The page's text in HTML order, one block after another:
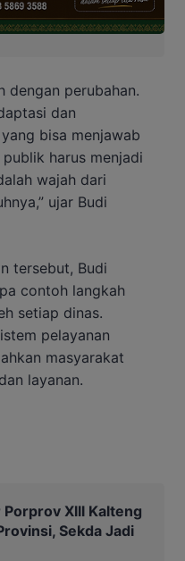
dengan perubahan.
dan
bisa menjawab
harus menjadi
wajah dari
ujar Budi
tersebut, Budi
contoh langkah
setiap dinas.
pelayanan
masyarakat
layanan.
Porprov Xlll Kalteng
Sekda Jadi